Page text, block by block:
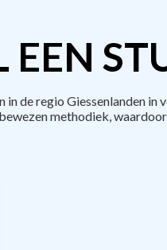
EEN
de regio Giessenlanden in
methodiek,